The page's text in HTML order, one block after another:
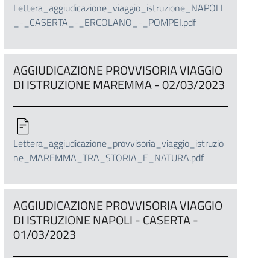
Lettera_aggiudicazione_viaggio_istruzione_NAPOLI
_-_CASERTA_-_ERCOLANO_-_POMPEI.pdf
AGGIUDICAZIONE PROVVISORIA VIAGGIO
DI ISTRUZIONE MAREMMA - 02/03/2023
Lettera_aggiudicazione_provvisoria_viaggio_istruzio
ne_MAREMMA_TRA_STORIA_E_NATURA.pdf
AGGIUDICAZIONE PROVVISORIA VIAGGIO
DI ISTRUZIONE NAPOLI - CASERTA -
01/03/2023